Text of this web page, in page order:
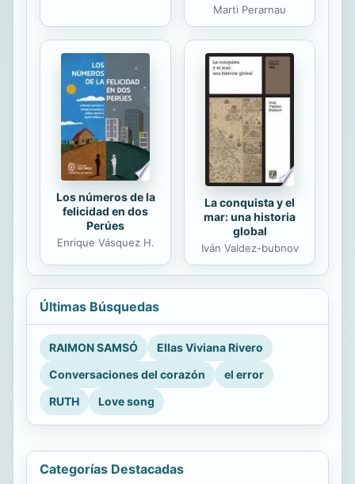
Marti Perarnau
Los números de la
felicidad en dos
Perúes
Enrique Vásquez H.
La conquista y el
mar: una historia
global
Iván Valdez-bubnov
Últimas Búsquedas
RAIMON SAMSÓ
Ellas Viviana Rivero
Conversaciones del corazón
el error
RUTH
Love song
Categorías Destacadas